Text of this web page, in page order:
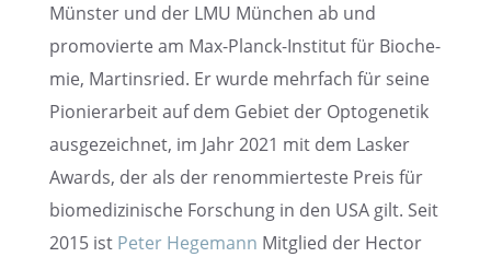
Münster und der LMU München ab und
promo­vierte am Max-Planck-Insti­tut für Bioche­
mie, Martins­ried. Er wurde mehrfach für seine
Pionier­ar­beit auf dem Gebiet der Optoge­ne­tik
ausge­zeich­net, im Jahr 2021 mit dem Lasker
Awards, der als der renom­mier­teste Preis für
biome­di­zi­ni­sche Forschung in den USA gilt. Seit
2015 ist Peter Hegemann Mitglied der Hector